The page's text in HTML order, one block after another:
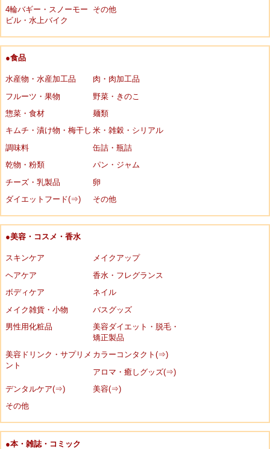
4輪バギー・スノーモー
ビル・水上バイク
その他
●食品
水産物・水産加工品
肉・肉加工品
フルーツ・果物
野菜・きのこ
惣菜・食材
麺類
キムチ・漬け物・梅干し 米・雑穀・シリアル
調味料
缶詰・瓶詰
乾物・粉類
パン・ジャム
チーズ・乳製品
卵
ダイエットフード(⇒)
その他
●美容・コスメ・香水
スキンケア
メイクアップ
ヘアケア
香水・フレグランス
ボディケア
ネイル
メイク雑貨・小物
バスグッズ
男性用化粧品
美容ダイエット・脱毛・
矯正製品
美容ドリンク・サプリメ
ント
カラーコンタクト(⇒)
アロマ・癒しグッズ(⇒)
デンタルケア(⇒)
美容(⇒)
その他
●本・雑誌・コミック